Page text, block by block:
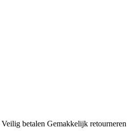
Veilig betalen Gemakkelijk retourneren